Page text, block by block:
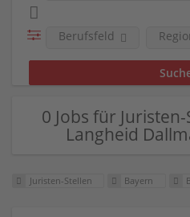
Berufsfeld
0 Jobs für
Langheid
Juristen-Stellen Bayern